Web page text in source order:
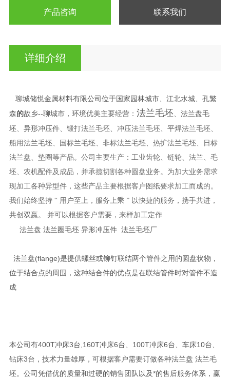
产品咨询 联系我们
详细介绍
聊城储悦金属材料有限公司位于国家园林城市、江北水城、孔繁
森的故乡--聊城市，环境优美主要经营： 法兰毛坯
法兰盘毛
坯、 异形冲压件、锻打法兰毛坯、冲压法兰毛坯、平焊法兰毛坯、
船用法兰毛坯、国标兰毛坯、非标法兰毛坯、热扩法兰毛坯、日标
法兰盘、垫圈等产品。公司主要生产：工业齿轮、链轮、法兰、毛
坯、农机配件及成品，并承揽切割各种圆盘业务。为加大业务需求
现加工各种异型件，这些产品主要根据客户图纸要求加工而成的。
我们始终坚持 “ 用户至上，服务上乘 ” 以快捷的服务，携手共进，
共创双蠃。 并可以根据客户需要，来样加工定作
法兰盘 法兰圈毛坯 异形冲压件 法兰毛坯厂
法兰盘(flange)是提供螺丝或铆钉联结两个管件之用的圆盘状物，
位于结合点的周围，这种结合件的优点是在联结管件时对管件不造
成
本公司有400T冲床3台,160T冲床6台、100T冲床6台、车床10台、
钻床3台，技术力量雄厚，可根据客户需要订做各种法兰盘 法兰毛
坯。公司凭借优的质量和过硬的销售团队以及*的售后服务体系，赢